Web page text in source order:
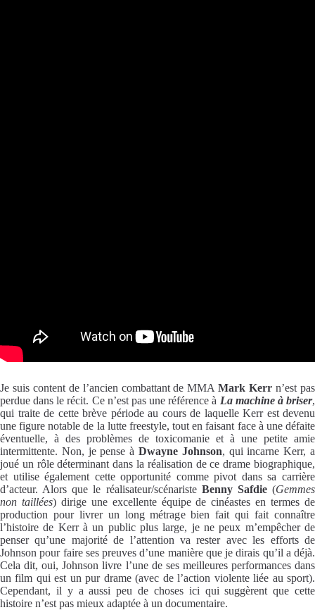
Je suis content de l’ancien combattant de MMAMark Kerr n’est pas
perdue dans le récit. Ce n’est pas une référence à La machine à briser,
qui traite de cette brève période au cours de laquelle Kerr est devenu
une figure notable de la lutte freestyle, tout en faisant face à une défaite
éventuelle, à des problèmes de toxicomanie et à une petite amie
intermittente. Non, je pense à Dwayne Johnson, qui incarne Kerr, a
joué un rôle déterminant dans la réalisation de ce drame biographique,
et utilise également cette opportunité comme pivot dans sa carrière
d’acteur. Alors que le réalisateur/scénariste Benny Safdie(Gemmes
non taillées) dirige une excellente équipe de cinéastes en termes de
production pour livrer un long métrage bien fait qui fait connaître
l’histoire de Kerr à un public plus large, je ne peux m’empêcher de
penser qu’une majorité de l’attention va rester avec les efforts de
Johnson pour faire ses preuves d’une manière que je dirais qu’il a déjà.
Cela dit, oui, Johnson livre l’une de ses meilleures performances dans
un film qui est un pur drame (avec de l’action violente liée au sport).
Cependant, il y a aussi peu de choses ici qui suggèrent que cette
histoire n’est pas mieux adaptée à un documentaire.